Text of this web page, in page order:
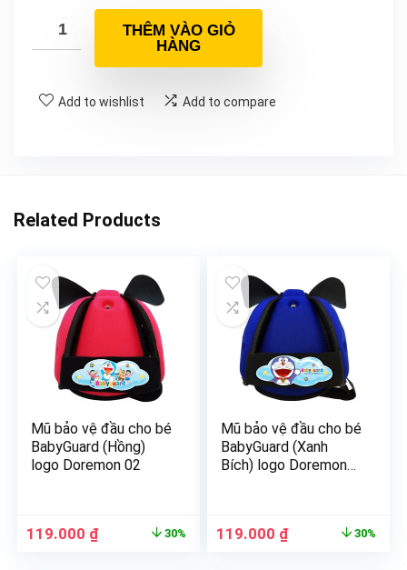
THÊM VÀO GIỎ
HÀNG
Add to wishlist Add to compare
Related Products
Mũ bảo vệ đầu cho bé
BabyGuard (Hồng)
logo Doremon 02
119.000 ₫ 30%
Mũ bảo vệ đầu cho bé
BabyGuard (Xanh
Bích) logo Doremon
119.000 ₫ 30%